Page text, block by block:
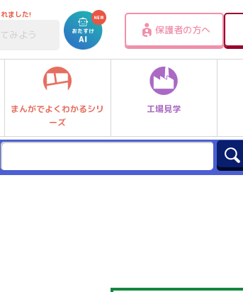
ました!
保護者の方へ
まんがでよくわかるシリ
ーズ
工場見学